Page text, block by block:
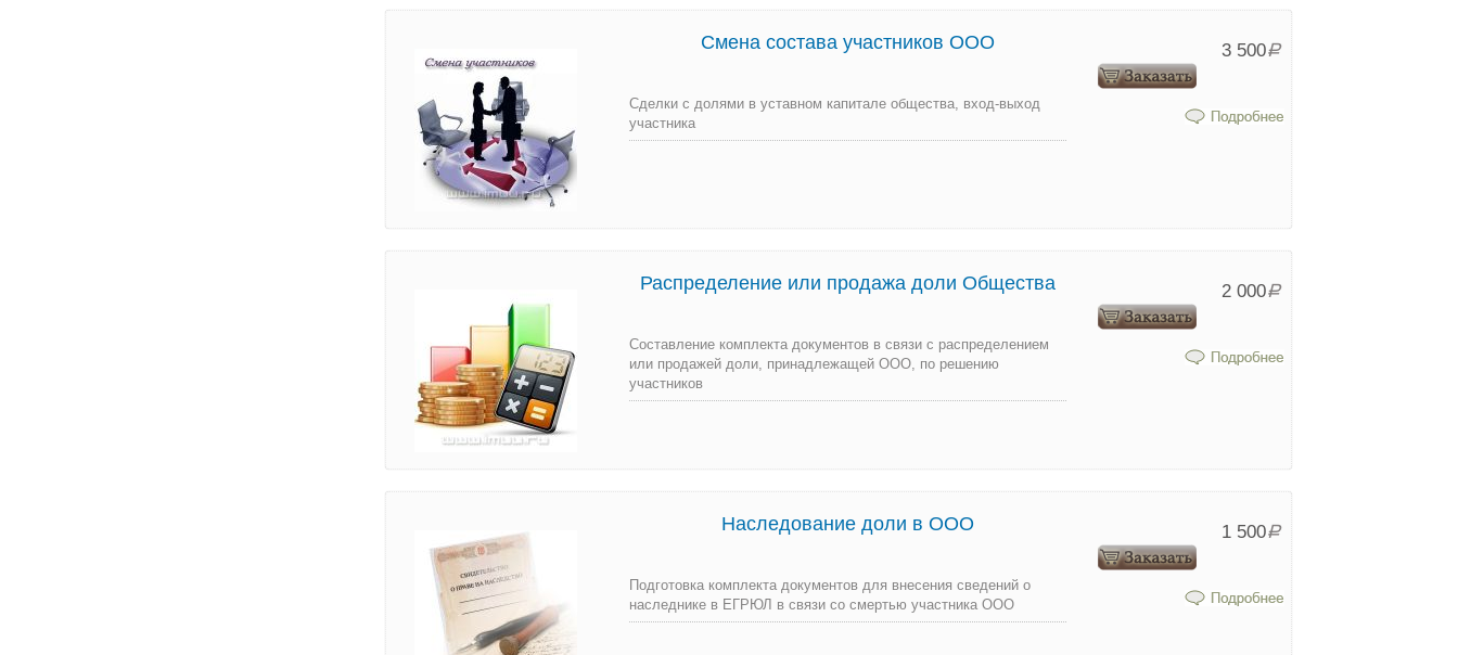
Смена состава участников ООО
Сделки с долями в уставном капитале общества, вход-выход
участника
3 500Р
Распределение или продажа доли Общества
Составление комплекта документов в связи с распределением
или продажей доли, принадлежащей ООО, по решению
участников
2 000Р
Наследование доли в ООО
Подготовка комплекта документов для внесения сведений о
наследнике в ЕГРЮЛ в связи со смертью участника ООО
1 500Р